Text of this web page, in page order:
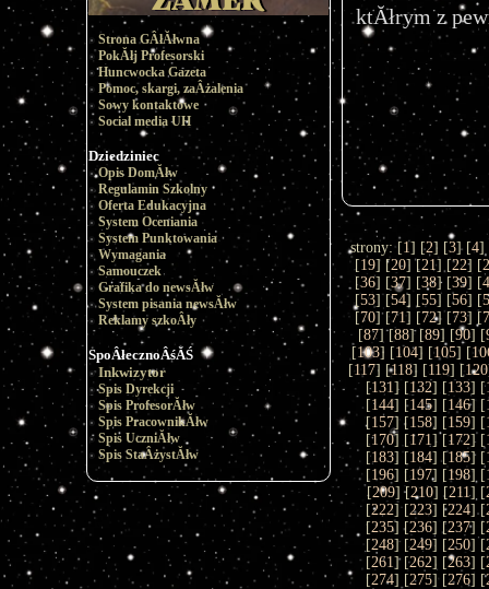
Strona GÂłĂłwna
PokĂłj Profesorski
Huncwocka Gazeta
Pomoc, skargi, zaÂżalenia
Sowy kontaktowe
Social media UH
Dziedziniec
Opis DomĂłw
Regulamin Szkolny
Oferta Edukacyjna
System Oceniania
System Punktowania
Wymagania
Samouczek
Grafika do newsĂłw
System pisania newsĂłw
Reklamy szkoÂły
SpoÂłecznoÂśĂŚ
Inkwizytor
Spis Dyrekcji
Spis ProfesorĂłw
Spis PracownikĂłw
Spis UczniĂłw
Spis StaÂżystĂłw
ktĂłrym z
strony: [1] [2] [3] [4]
[19] [20] [21] [22] [
[36] [37] [38] [39] [
[53] [54] [55] [56] [
[70] [71] [72] [73] [
[87] [88] [89] [90] [
[103] [104] [105] [
[117] [118] [119] [120
[131] [132] [133] [
[144] [145] [146] [
[157] [158] [159] [
[170] [171] [172] [
[183] [184] [185] [
[196] [197] [198] [
[209] [210] [211] [
[222] [223] [224] [
[235] [236] [237] [
[248] [249] [250] [
[261] [262] [263] [
[274] [275] [276] [